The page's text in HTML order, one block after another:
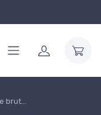
brut...